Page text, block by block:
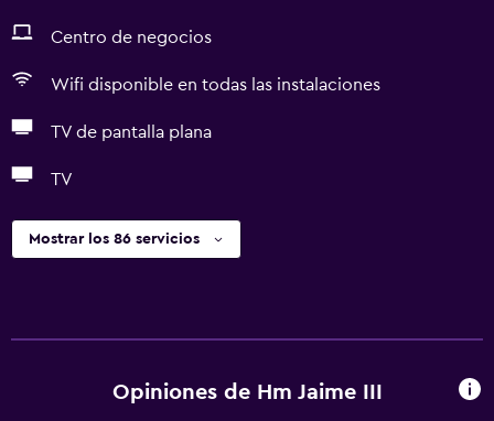
Centro de negocios
Wifi disponible en todas las instalaciones
TV de pantalla plana
TV
Mostrar los 86 servicios
Opiniones de Hm Jaime III